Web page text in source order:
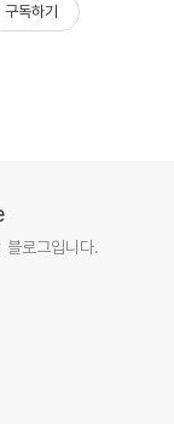
구독하기
로그입니다.